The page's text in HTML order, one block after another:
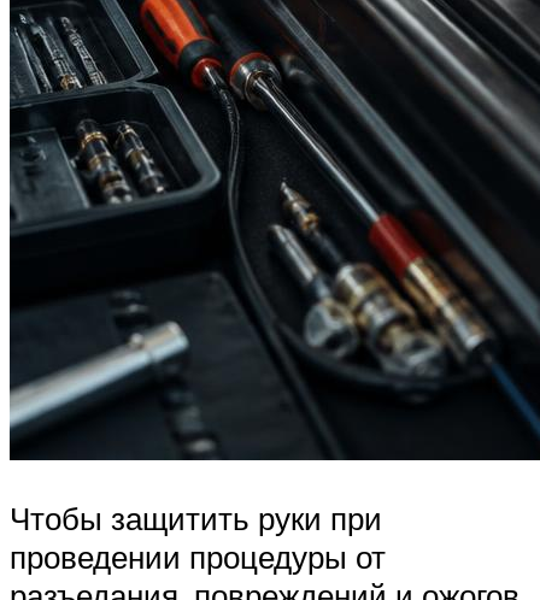
Чтобы защитить руки при
проведении процедуры от